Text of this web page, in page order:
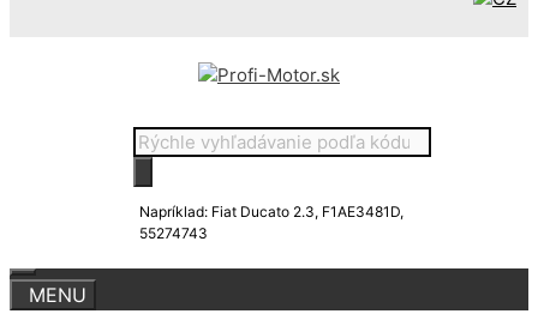
Products
search
Napríklad: Fiat Ducato 2.3, F1AE3481D,
55274743